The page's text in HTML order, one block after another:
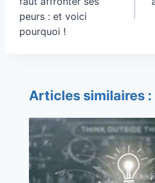
peurs : et voici
pourquoi !
Articles similaires :